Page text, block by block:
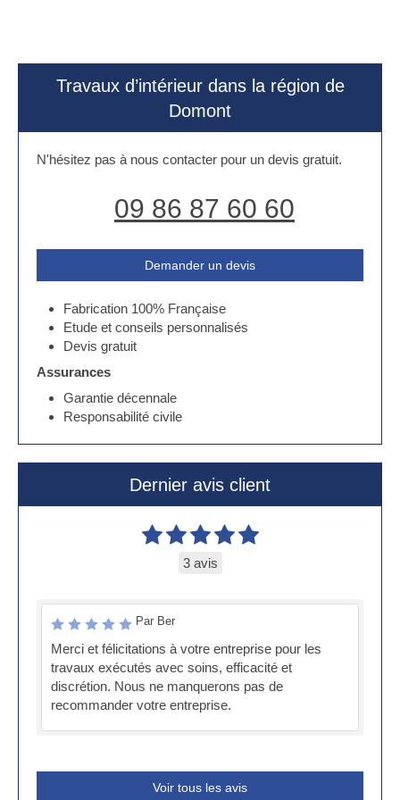
Travaux d’intérieur dans la région de
Domont
N'hésitez pas à nous contacter pour un devis gratuit.
09 86 87 60 60
Demander un devis
Fabrication 100% Française
Etude et conseils personnalisés
Devis gratuit
Assurances
Garantie décennale
Responsabilité civile
Dernier avis client
3 avis
Par Ber
Merci et félicitations à votre entreprise pour les
travaux exécutés avec soins, efficacité et
discrétion. Nous ne manquerons pas de
recommander votre entreprise.
Voir tous les avis